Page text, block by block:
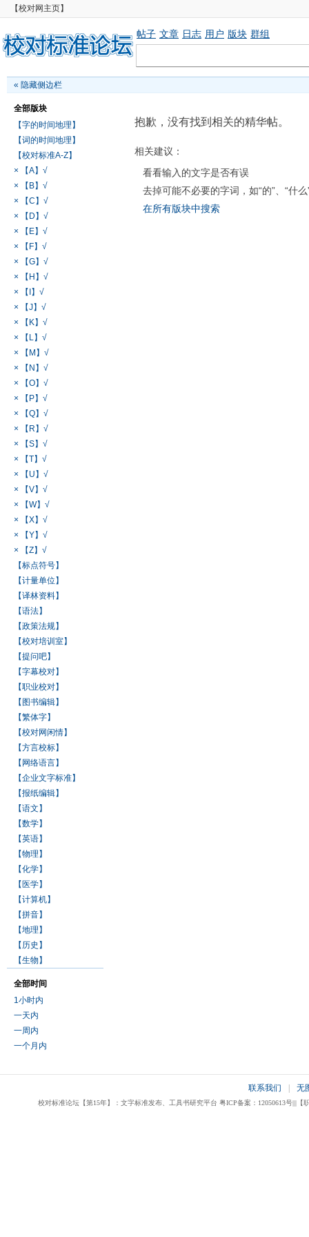
【校对网主页】
帖子 文章 日志 用户 版块 群组
« 隐藏侧边栏
全部版块
【字的时间地理】
【词的时间地理】
【校对标准A-Z】
× 【A】√
× 【B】√
× 【C】√
× 【D】√
× 【E】√
× 【F】√
× 【G】√
× 【H】√
× 【I】√
× 【J】√
× 【K】√
× 【L】√
× 【M】√
× 【N】√
× 【O】√
× 【P】√
× 【Q】√
× 【R】√
× 【S】√
× 【T】√
× 【U】√
× 【V】√
× 【W】√
× 【X】√
× 【Y】√
× 【Z】√
【标点符号】
【计量单位】
【译林资料】
【语法】
【政策法规】
【校对培训室】
【提问吧】
【字幕校对】
【职业校对】
【图书编辑】
【繁体字】
【校对网闲情】
【方言校标】
【网络语言】
【企业文字标准】
【报纸编辑】
【语文】
【数学】
【英语】
【物理】
【化学】
【医学】
【计算机】
【拼音】
【地理】
【历史】
【生物】
全部时间
1小时内
一天内
一周内
一个月内
抱歉，没有找到相关的精华帖。
相关建议：
看看输入的文字是否有误
去掉可能不必要的字词，如“的”、“什么
在所有版块中搜索
联系我们 无
校对标准论坛【第15年】：文字标准发布、工具书研究平台 粤ICP备案：12050613号|||【